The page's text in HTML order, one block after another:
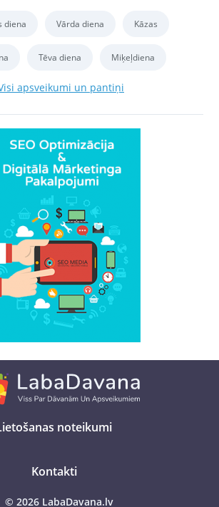
diena Vārda diena Kāzas
Tēva diena Miķeļdiena
apsveikumi un pantiņi
noteikumi
Kontakti
© 2026 LabaDavana.lv